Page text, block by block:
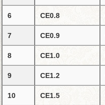
6 CE0.8
7 CE0.9
8 CE1.0
9 CE1.2
10 CE1.5